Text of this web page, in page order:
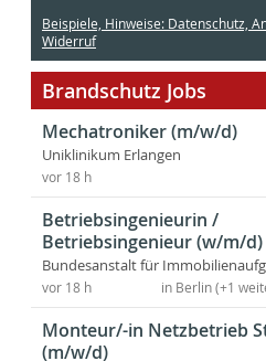
Beispiele, Hinweise: Datenschutz,
Widerruf
Brandschutz Jobs
Mechatroniker (m/w/d)
Uniklinikum Erlangen
vor 18 h
Betriebsingenieurin /
Betriebsingenieur (w/m/d)
Bundesanstalt für
in Berlin (+1
vor 18 h
Monteur/-in Netzbetrieb
(m/w/d)